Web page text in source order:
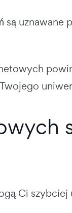
uznawane
Ci szybciej